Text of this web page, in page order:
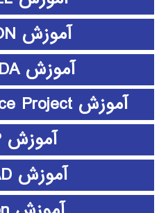
آموزش LUMION
آموزش MAXQDA
آموزش Microsoft Office Project
آموزش PHP
آموزش PSCAD